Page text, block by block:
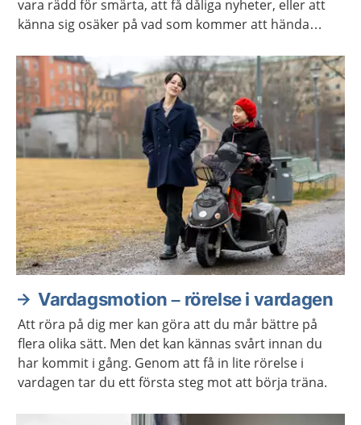
vara rädd för smärta, att få dåliga nyheter, eller att
känna sig osäker på vad som kommer att hända
från tidigare vårdbesök som gör dig orolig.
Vardagsmotion – rörelse i vardagen
Att röra på dig mer kan göra att du mår bättre på
flera olika sätt. Men det kan kännas svårt innan du
har kommit i gång. Genom att få in lite rörelse i
vardagen tar du ett första steg mot att börja träna.